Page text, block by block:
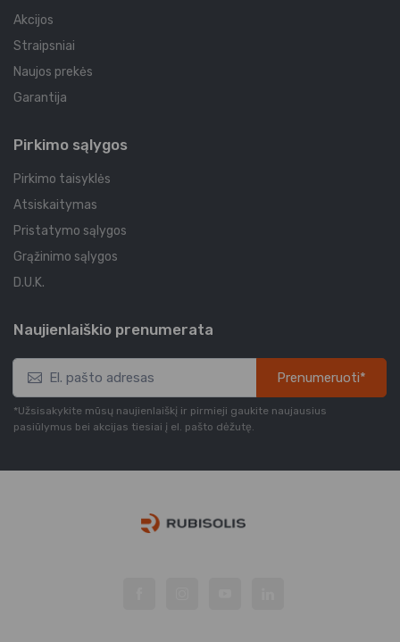
Akcijos
Straipsniai
Naujos prekės
Garantija
Pirkimo sąlygos
Pirkimo taisyklės
Atsiskaitymas
Pristatymo sąlygos
Grąžinimo sąlygos
D.U.K.
Naujienlaiškio prenumerata
Prenumeruoti*
*Užsisakykite mūsų naujienlaiškį ir pirmieji gaukite naujausius
pasiūlymus bei akcijas tiesiai į el. pašto dėžutę.